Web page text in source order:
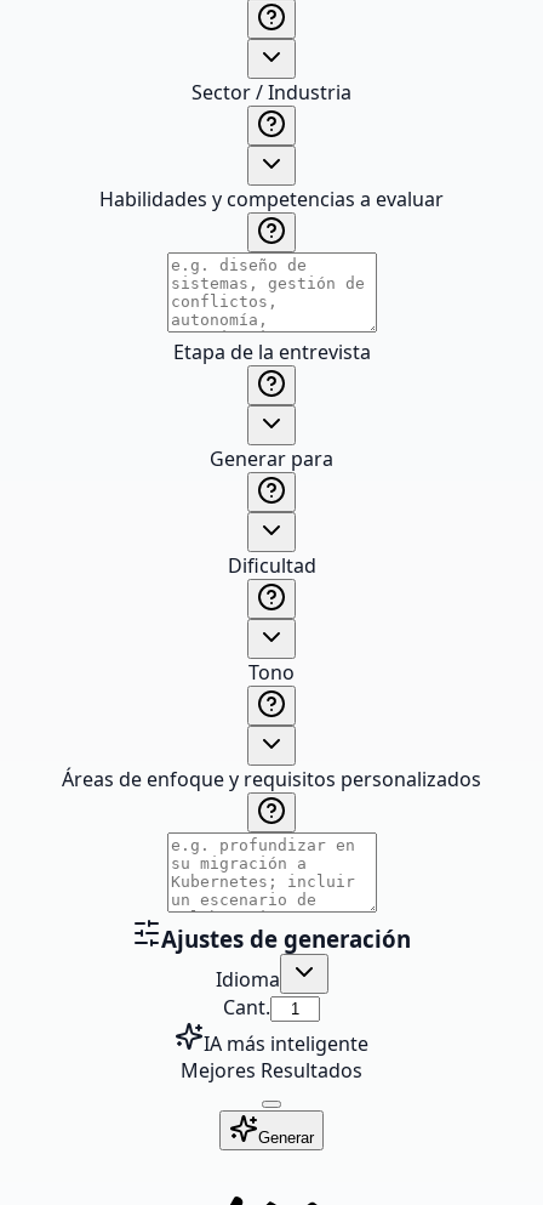
Sector / Industria
Habilidades y competencias a evaluar
Etapa de la entrevista
Generar para
Dificultad
Tono
Áreas de enfoque y requisitos personalizados
Ajustes de generación
Idioma
Cant.
IA más inteligente
Mejores Resultados
Generar